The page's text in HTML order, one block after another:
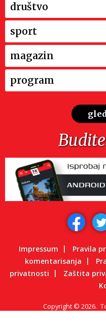
društvo
sport
magazin
program
Impressum Pravila
komentarisanja
privatnosti
Zaštita
Copyright © 2026.